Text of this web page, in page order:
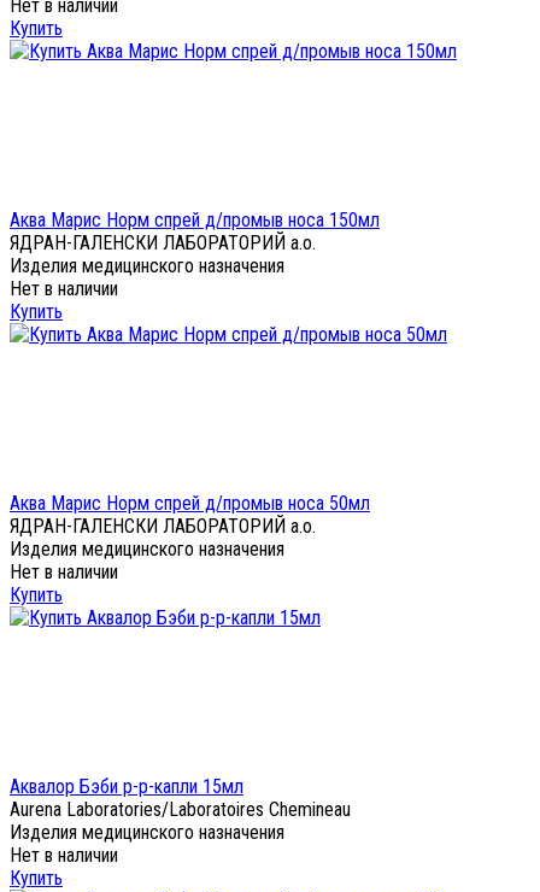
Нет в наличии
Купить
Аква Марис Норм спрей д/промыв носа 150мл
ЯДРАН-ГАЛЕНСКИ ЛАБОРАТОРИЙ а.о.
Изделия медицинского назначения
Нет в наличии
Купить
Аква Марис Норм спрей д/промыв носа 50мл
ЯДРАН-ГАЛЕНСКИ ЛАБОРАТОРИЙ а.о.
Изделия медицинского назначения
Нет в наличии
Купить
Аквалор Бэби р-р-капли 15мл
Aurena Laboratories/Laboratoires Chemineau
Изделия медицинского назначения
Нет в наличии
Купить